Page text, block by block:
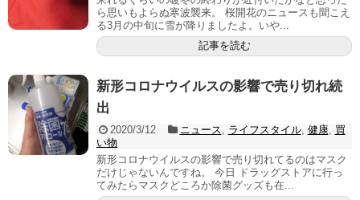
ら思いもよらぬ寒波襲来。 桜開花のニュースも聞こえ
る3月の中旬に雪が降りましたよ。いや...
記事を読む
新形コロナウイルスの影響で売り切れ続
出
2020/3/12 ニュース ライフスタイル, 健康, 買
い物
新形コロナウイルスの影響で売り切れてるのはマスク
だけじゃないんですね。 今日 ドラッグストアに行っ
てみたらマスクどころか除菌グッズも在...